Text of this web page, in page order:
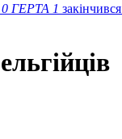
0 ГЕРТА 1 закінчився